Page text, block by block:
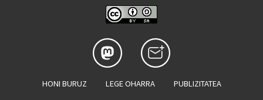
HONI BURUZ LEGE OHARRA PUBLIZITATEA